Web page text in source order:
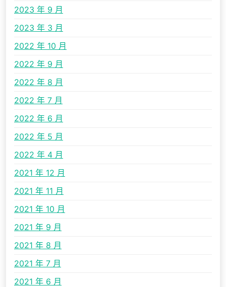
2023 年 9 月
2023 年 3 月
2022 年 10 月
2022 年 9 月
2022 年 8 月
2022 年 7 月
2022 年 6 月
2022 年 5 月
2022 年 4 月
2021 年 12 月
2021 年 11 月
2021 年 10 月
2021 年 9 月
2021 年 8 月
2021 年 7 月
2021 年 6 月